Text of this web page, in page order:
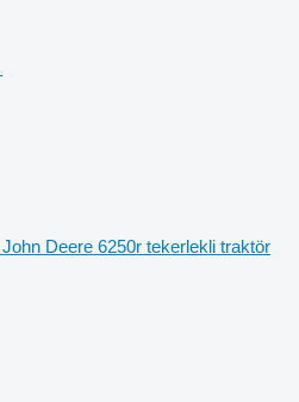
John Deere 6250r tekerlekli traktör